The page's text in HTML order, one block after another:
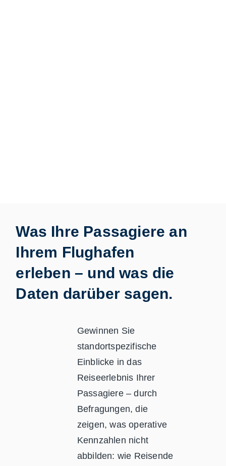
Was Ihre Passagiere an
Ihrem Flughafen
erleben – und was die
Daten darüber sagen.
Gewinnen Sie
standortspezifische
Einblicke in das
Reiseerlebnis Ihrer
Passagiere – durch
Befragungen, die
zeigen, was operative
Kennzahlen nicht
abbilden: wie Reisende